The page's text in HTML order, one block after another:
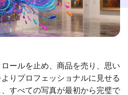
ールを止め、商品を売り、思い
りプロフェッショナルに見せる
すべての写真が最初から完璧で